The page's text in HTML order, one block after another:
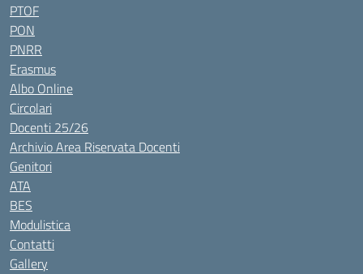
PTOF
PON
PNRR
Erasmus
Albo Online
Circolari
Docenti 25/26
Archivio Area Riservata Docenti
Genitori
ATA
BES
Modulistica
Contatti
Gallery